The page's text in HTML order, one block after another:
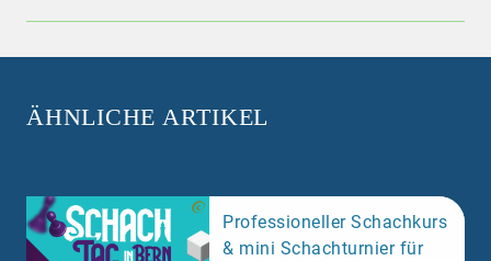
ÄHNLICHE ARTIKEL
Professioneller Schachkurs
& mini Schachturnier für